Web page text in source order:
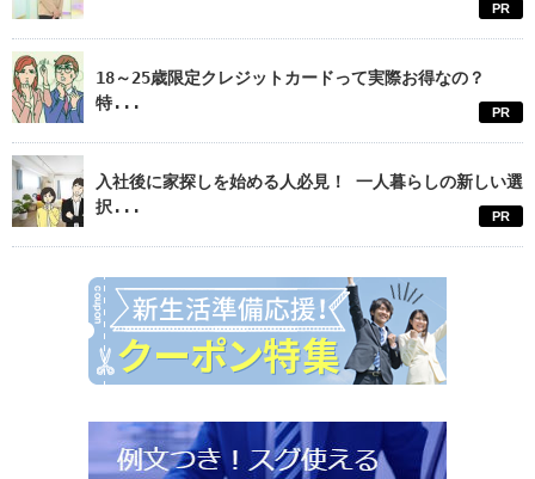
PR
18～25歳限定クレジットカードって実際お得なの？
特...
PR
入社後に家探しを始める人必見！ 一人暮らしの新しい選
択...
PR